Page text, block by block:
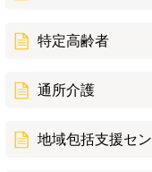
特定高齢者
通所介護
地域包括支援セ